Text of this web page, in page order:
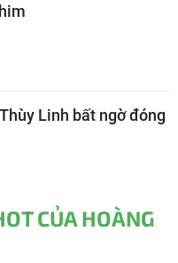
Linh bất ngờ đóng
CỦA HOÀNG